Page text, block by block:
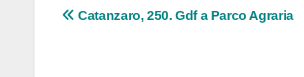
Navigazione
Catanzaro, 250. Gdf a Parco Agraria